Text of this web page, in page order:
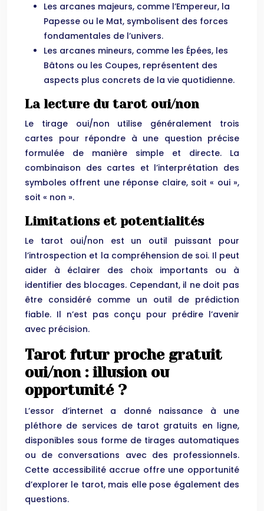
Les arcanes majeurs, comme l’Empereur, la
Papesse ou le Mat, symbolisent des forces
fondamentales de l’univers.
Les arcanes mineurs, comme les Épées, les
Bâtons ou les Coupes, représentent des
aspects plus concrets de la vie quotidienne.
La lecture du tarot oui/non
Le tirage oui/non utilise généralement trois
cartes pour répondre à une question précise
formulée de manière simple et directe. La
combinaison des cartes et l’interprétation des
symboles offrent une réponse claire, soit « oui »,
soit « non ».
Limitations et potentialités
Le tarot oui/non est un outil puissant pour
l’introspection et la compréhension de soi. Il peut
aider à éclairer des choix importants ou à
identifier des blocages. Cependant, il ne doit pas
être considéré comme un outil de prédiction
fiable. Il n’est pas conçu pour prédire l’avenir
avec précision.
Tarot futur proche gratuit
oui/non : illusion ou
opportunité ?
L’essor d’internet a donné naissance à une
pléthore de services de tarot gratuits en ligne,
disponibles sous forme de tirages automatiques
ou de conversations avec des professionnels.
Cette accessibilité accrue offre une opportunité
d’explorer le tarot, mais elle pose également des
questions.